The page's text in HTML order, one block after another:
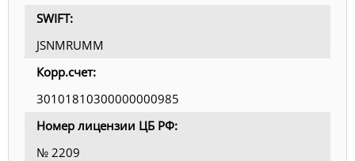
SWIFT:
JSNMRUMM
Корр.счет:
30101810300000000985
Номер лицензии ЦБ РФ:
№ 2209